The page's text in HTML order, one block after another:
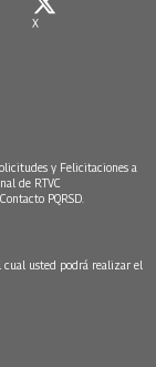
X
y Felicitaciones a
de RTVC
Contacto PQRSD.
cual usted podrá realizar el